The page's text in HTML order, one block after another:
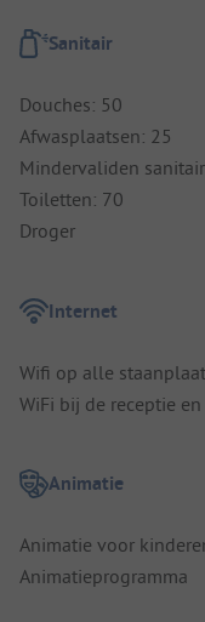
Sanitair
Douches: 50
Afwasplaatsen: 25
Mindervaliden sanitair
Toiletten: 70
Droger
Internet
Wifi op alle
WiFi bij de receptie
Animatie
Animatie voor
Animatieprogramma